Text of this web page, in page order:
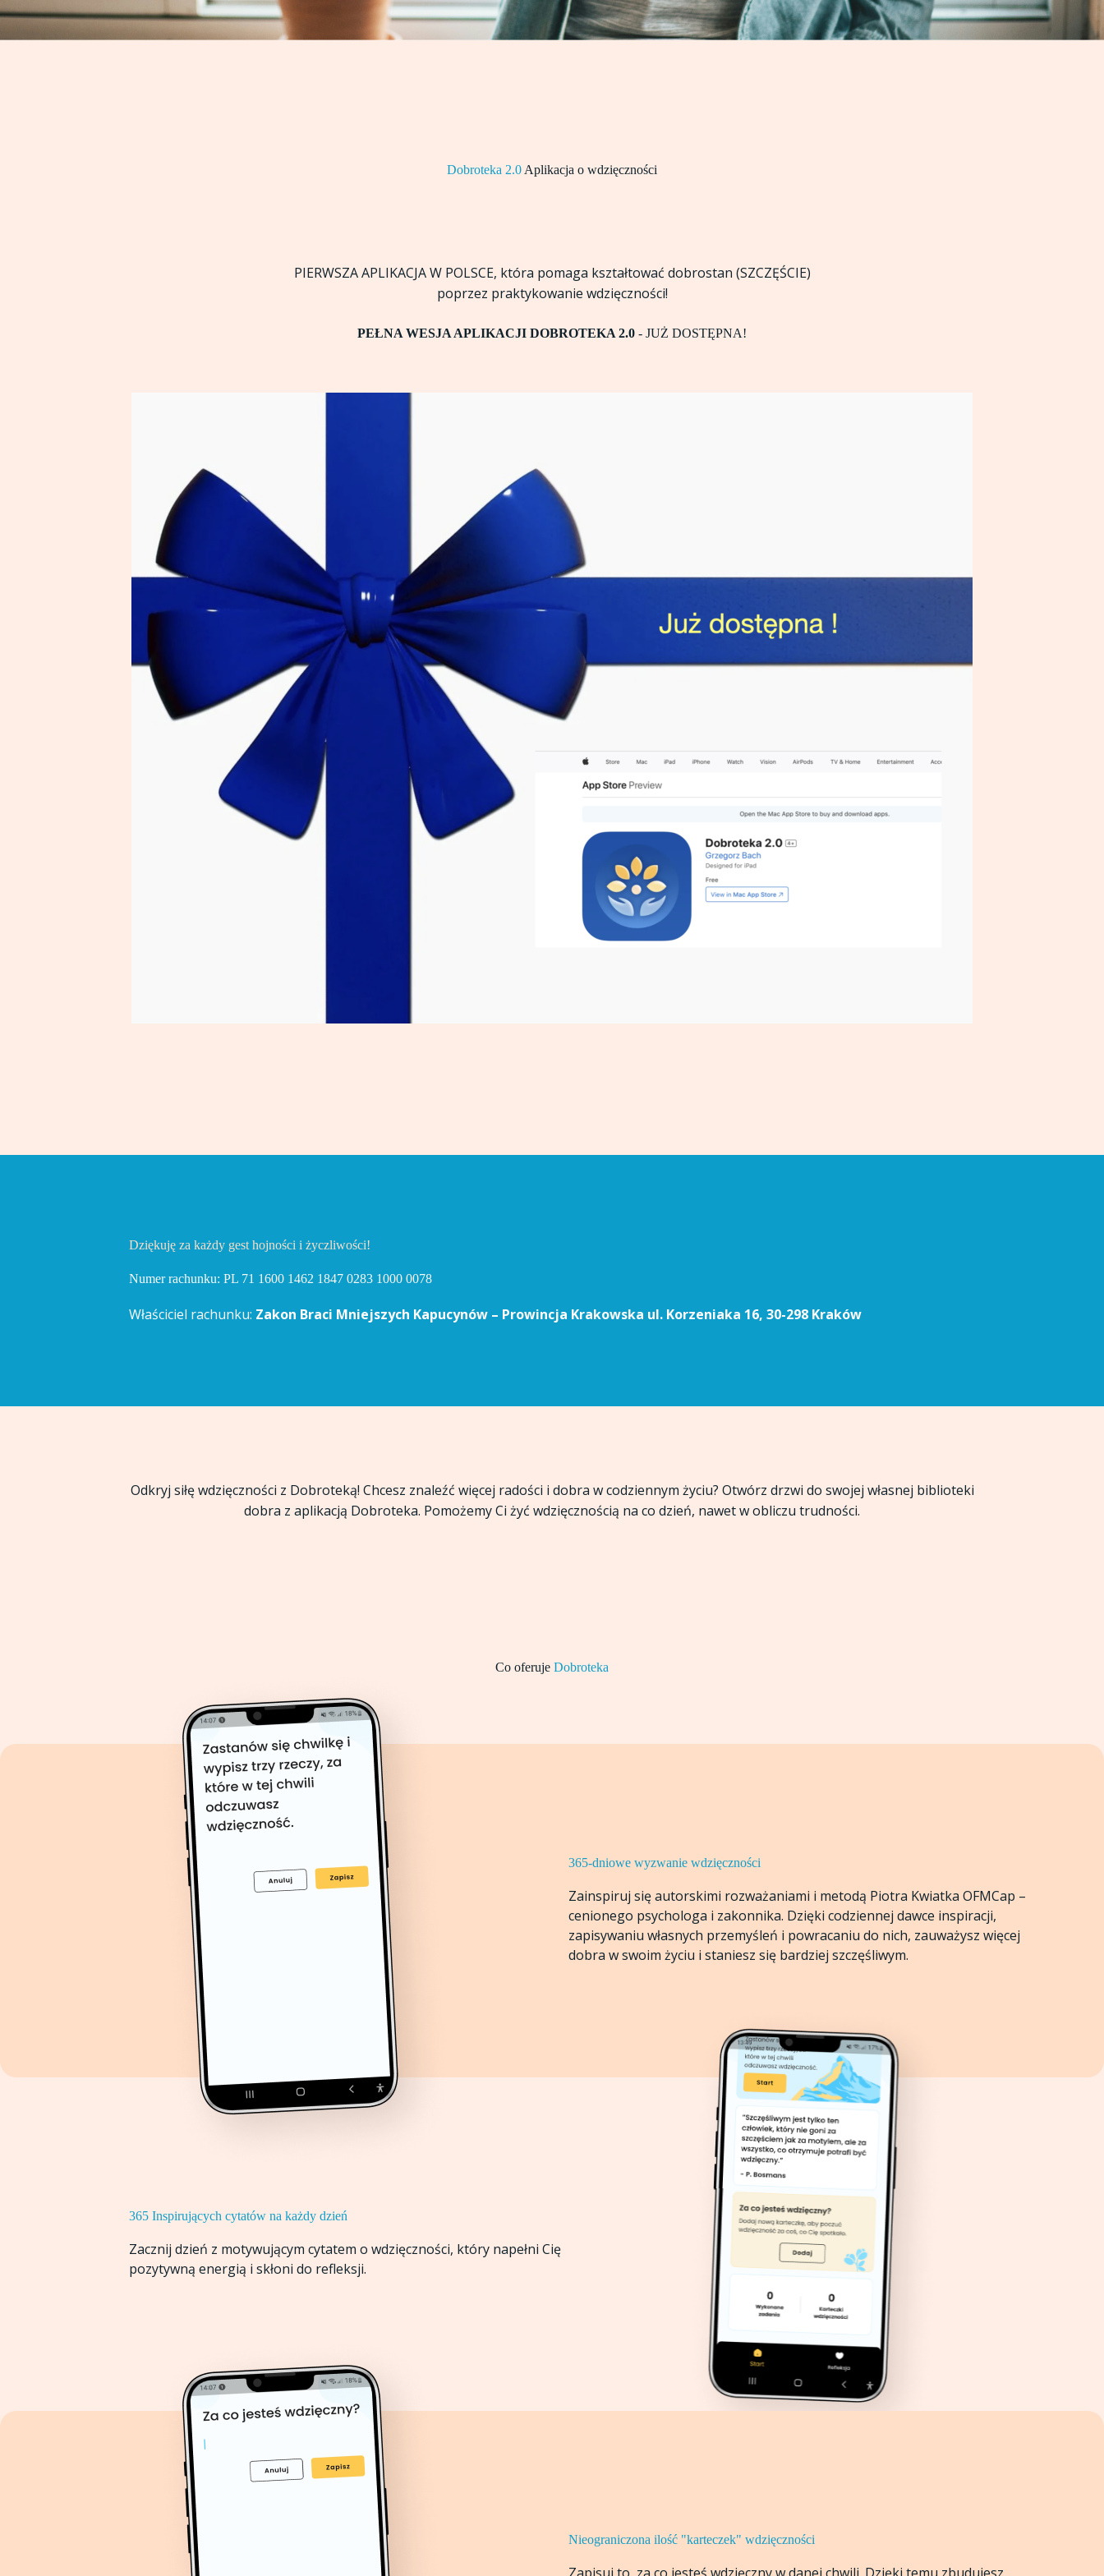
Dobroteka 2.0 Aplikacja o wdzięczności
PIERWSZA APLIKACJA W POLSCE, która pomaga kształtować dobrostan (SZCZĘŚCIE)
poprzez praktykowanie wdzięczności!
PEŁNA WESJA APLIKACJI DOBROTEKA 2.0 - JUŻ DOSTĘPNA!
Dziękuję za każdy gest hojności i życzliwości!
Numer rachunku: PL 71 1600 1462 1847 0283 1000 0078
Właściciel rachunku: Zakon Braci Mniejszych Kapucynów – Prowincja Krakowska ul. Korzeniaka 16, 30-298 Kraków
Odkryj siłę wdzięczności z Dobroteką! Chcesz znaleźć więcej radości i dobra w codziennym życiu? Otwórz drzwi do swojej własnej biblioteki
dobra z aplikacją Dobroteka. Pomożemy Ci żyć wdzięcznością na co dzień, nawet w obliczu trudności.
Co oferuje Dobroteka
365-dniowe wyzwanie wdzięczności
Zainspiruj się autorskimi rozważaniami i metodą Piotra Kwiatka OFMCap –
cenionego psychologa i zakonnika. Dzięki codziennej dawce inspiracji,
zapisywaniu własnych przemyśleń i powracaniu do nich, zauważysz więcej
dobra w swoim życiu i staniesz się bardziej szczęśliwym.
365 Inspirujących cytatów na każdy dzień
Zacznij dzień z motywującym cytatem o wdzięczności, który napełni Cię
pozytywną energią i skłoni do refleksji.
Nieograniczona ilość "karteczek" wdzięczności